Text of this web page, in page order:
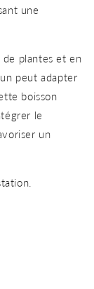
une
plantes et en
peut adapter
boisson
le
un